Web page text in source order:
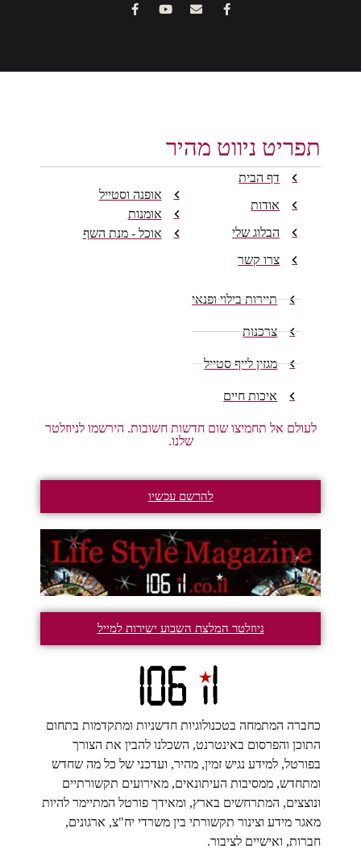
תפריט ניווט מהיר
דף הבית
אודות
הבלוג שלי
צרו קשר
אופנה וסטייל
אומנות
אוכל - מנת השף
תיירות בילוי ופנאי
צרכנות
מגזין לייף סטייל
איכות חיים
לעולם אל תחמיצו שום חדשות חשובות. הירשמו לניוזלטר
שלנו.
להרשם עכשיו
ניוזלטר המלצת השבוע ישירות למייל
כחברה המתמחה בטכנולוגיות חדשניות ומתקדמות בתחום
התוכן והפרסום באינטרנט, השכלנו להבין את הצורך
בפורטל, למידע נגיש זמין, מהיר, ועדכני של כל מה שחדש
ומתחדש, ממסיבות העיתונאים, מאירועים תקשורתיים
ונוצצים, המתרחשים בארץ, ומאידך פורטל המתיימר להיות
מאגר מידע וצינור תקשורתי בין משרדי יח"צ, ארגונים,
חברות, ואישיים לציבור.